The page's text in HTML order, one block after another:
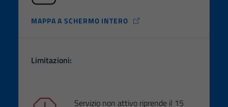
MAPPA A SCHERMO INTERO
Limitazioni:
Servizio non attivo riprende il 15